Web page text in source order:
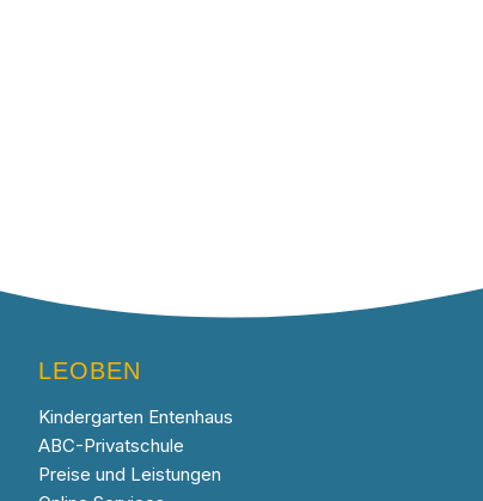
LEOBEN
Kindergarten Entenhaus
ABC-Privatschule
Preise und Leistungen